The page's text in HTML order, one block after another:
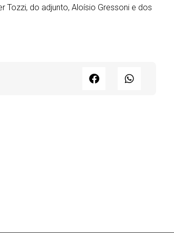
Tozzi, do adjunto, Aloísio Gressoni e dos